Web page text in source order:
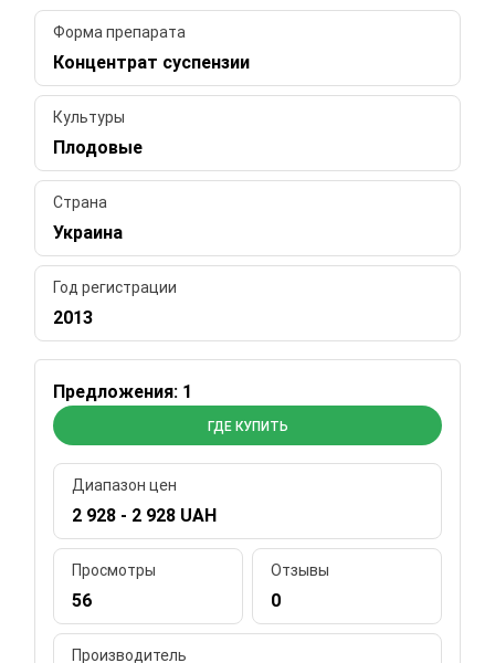
Форма препарата
Концентрат суспензии
Культуры
Плодовые
Страна
Украина
Год регистрации
2013
Предложения: 1
ГДЕ КУПИТЬ
Диапазон цен
2 928 - 2 928 UAH
Просмотры
56
Отзывы
0
Производитель